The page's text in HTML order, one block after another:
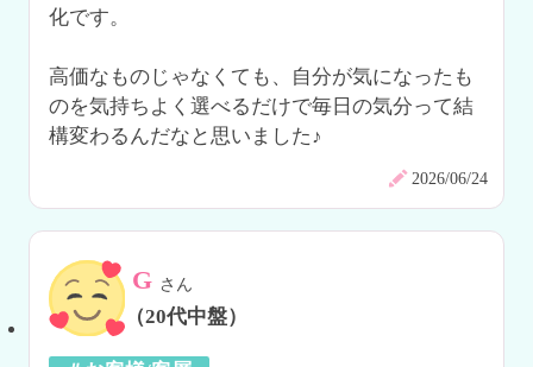
化です。
高価なものじゃなくても、自分が気になったも
のを気持ちよく選べるだけで毎日の気分って結
構変わるんだなと思いました♪
2026/06/24
G さん
（20代中盤）